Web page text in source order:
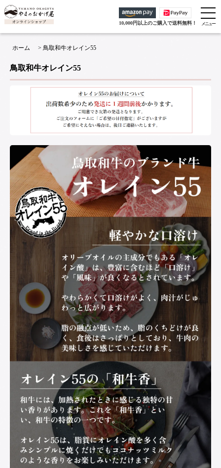
10,000円以上のご購入で送料無料！
ホーム > 鳥取和牛オレイン55
鳥取和牛オレイン55